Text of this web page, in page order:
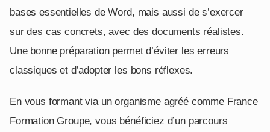
bases essentielles de Word, mais aussi de s’exercer
sur des cas concrets, avec des documents réalistes.
Une bonne préparation permet d’éviter les erreurs
classiques et d’adopter les bons réflexes.
En vous formant via un organisme agréé comme France
Formation Groupe, vous bénéficiez d’un parcours